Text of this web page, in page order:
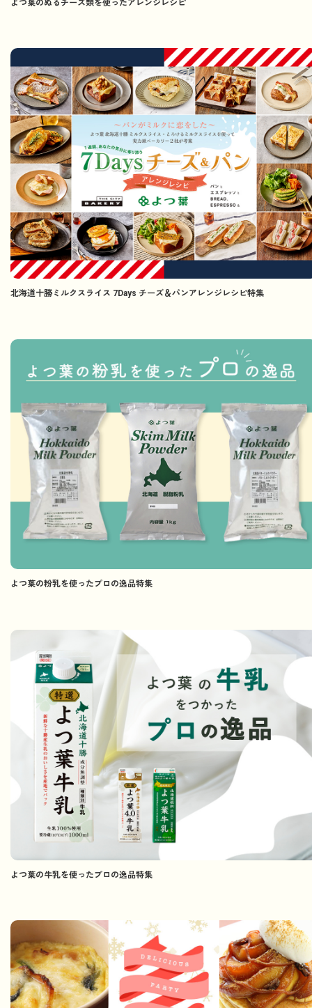
よつ葉のぬるチーズ類を使ったアレンジレシピ
北海道十勝ミルクスライス 7Days チーズ＆パンアレンジレシピ特集
よつ葉の粉乳を使ったプロの逸品特集
よつ葉の牛乳を使ったプロの逸品特集